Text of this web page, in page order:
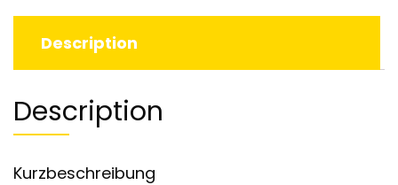
Description
Description
Kurzbeschreibung